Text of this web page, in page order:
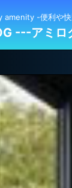
amenity -便利や
---アミ